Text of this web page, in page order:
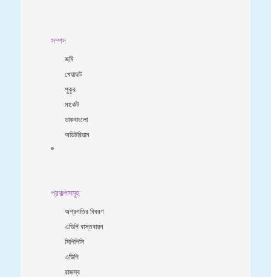
সম্পদ
জমি
খেয়াঘাট
পুকুর
মার্কেট
ডাকবাংলো
অডিটরিয়াম
প্রকল্পসমূহ
অগ্রগতির বিবরণ
এডিপি বাস্তবায়ন
সিপিপিসি
এডিপি
রাজস্ব